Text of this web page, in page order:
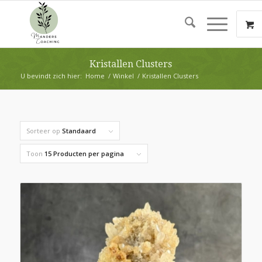
Kristallen Clusters
U bevindt zich hier: Home / Winkel / Kristallen Clusters
Sorteer op Standaard
Toon 15 Producten per pagina